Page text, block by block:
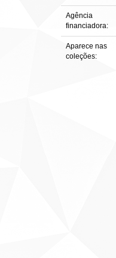
Agência
financiadora:
Aparece nas
coleções: